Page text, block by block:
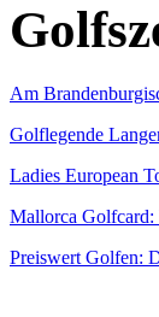
Am
Golflegende
Ladies European
Mallorca
Preiswert Golfen: